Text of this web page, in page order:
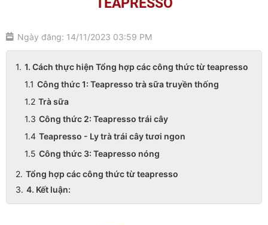
TEAPRESSO
Ngày đăng: 14/11/2023 03:59 PM
1. Cách thực hiện Tổng hợp các công thức từ teapresso
Công thức 1: Teapresso trà sữa truyền thống
Trà sữa
Công thức 2: Teapresso trái cây
Teapresso - Ly trà trái cây tươi ngon
Công thức 3: Teapresso nóng
Tổng hợp các công thức từ teapresso
4. Kết luận: